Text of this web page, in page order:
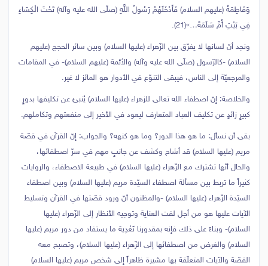
وَفَاطِمَةُ (عليهم السلام) فَأَدْخَلَهُمْ رَسُولُ اللَّهِ (صلّى الله عليه وآله) تَحْتَ الْكِسَاءِ
فِي بَيْتِ أُمِّ سَلَمَةَ…»(21).
ونجد أنّ لسانها لا يفرّق بين الزّهراء (عليها السلام) وبين سائر الحجج (عليهم
السلام) -كالرّسول (صلّى الله عليه وآله) والأئمة (عليهم السلام)- في المقامات
والمرجعيّة إلى الناس، فيبقى التنوّع في الأدوار هو المائز لا غير.
والخلاصة: إنّ اصطفاء الله تعالى للزهراء (عليها السلام) يُنبئ عن تكليفها بدورٍ
كبيرٍ زائدٍ عن تكليف العباد المتعارف ليعود في الأخير إلى منفعتهم وتكاملهم.
بقى أن نسأل: ما هو هذا الدور؟ وما هو كنهه؟ والجواب: إنّ القرآن في قصّة
مريم (عليها السلام) قد أشاح وكشف عن جانبٍ مهم في سرّ اصطفائها،
والحال أنّها تشترك مع الزّهراء (عليها السلام) في طبيعة الاصطفاء، والروايات
كثيراً ما تربط بين مسألة اصطفاء السيّدة مريم (عليها السلام) وبين اصطفاء
السيّدة الزّهراء (عليها السلام) -والمظنون أنّ ورود قصّتها في القرآن وتسليط
الآيات عليها هو من أجل لفت العناية وتوجيه الأنظار إلى الزّهراء (عليها
السلام)- وبناءً على ذلك فإنه بمقدورنا تَعْدِية ما يستفاد من دور مريم (عليها
السلام) والغرض من اصطفائها إلى الزّهراء (عليها السلام)، وتصبح معه
القصّة والآيات المتعلّقة بها مشيرة ظاهراً إلى شخص مريم (عليها السلام)